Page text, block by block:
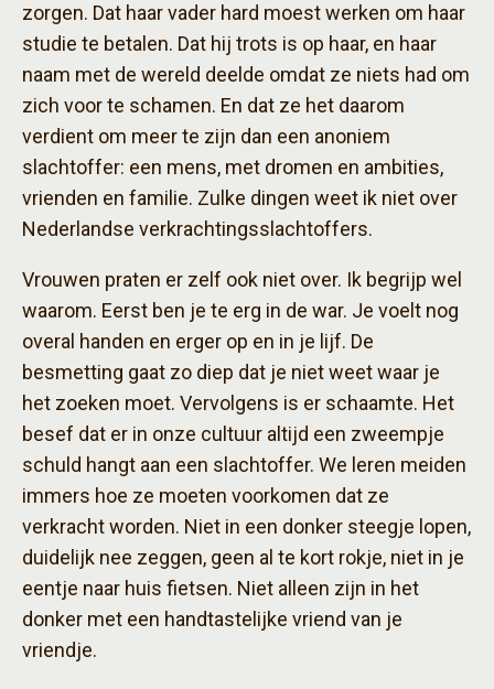
zorgen. Dat haar vader hard moest werken om haar
studie te betalen. Dat hij trots is op haar, en haar
naam met de wereld deelde omdat ze niets had om
zich voor te schamen. En dat ze het daarom
verdient om meer te zijn dan een anoniem
slachtoffer: een mens, met dromen en ambities,
vrienden en familie. Zulke dingen weet ik niet over
Nederlandse verkrachtingsslachtoffers.
Vrouwen praten er zelf ook niet over. Ik begrijp wel
waarom. Eerst ben je te erg in de war. Je voelt nog
overal handen en erger op en in je lijf. De
besmetting gaat zo diep dat je niet weet waar je
het zoeken moet. Vervolgens is er schaamte. Het
besef dat er in onze cultuur altijd een zweempje
schuld hangt aan een slachtoffer. We leren meiden
immers hoe ze moeten voorkomen dat ze
verkracht worden. Niet in een donker steegje lopen,
duidelijk nee zeggen, geen al te kort rokje, niet in je
eentje naar huis fietsen. Niet alleen zijn in het
donker met een handtastelijke vriend van je
vriendje.